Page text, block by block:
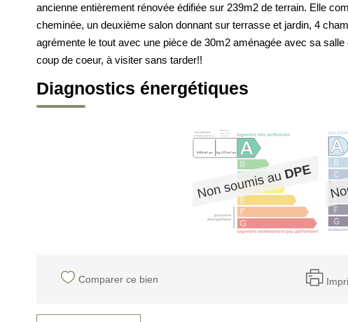
ancienne entièrement rénovée édifiée sur 239m2 de terrain. Elle
cheminée, un deuxième salon donnant sur terrasse et jardin, 4
agrémente le tout avec une pièce de 30m2 aménagée avec sa
coup de coeur, à visiter sans tarder!!
Diagnostics énergétiques
Comparer ce bien